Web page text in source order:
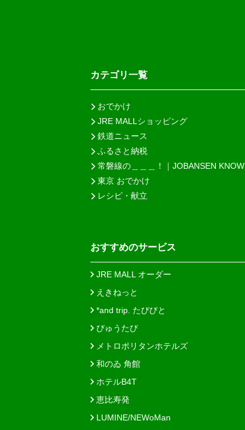
カテゴリ一覧
おでかけ
JRE MALLショッピング
鉄道ニュース
ふるさと納税
常磐線の＿＿＿！｜JOBANSEN KNOW
東京 おでかけ
レシピ・献立
おすすめのサービス
JRE MALL オーダー
えきねっと
*and trip. たびびと
びゅうたび
メトロポリタンホテルズ
和のゐ 角館
ホテルB4T
恵比寿発
LUMINE/NEWoMan